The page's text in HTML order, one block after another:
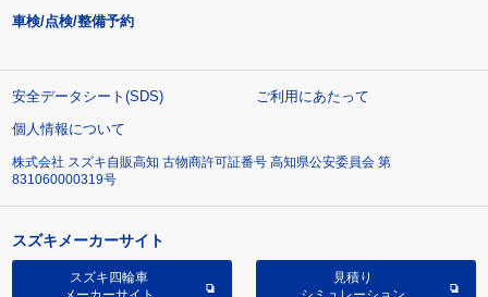
車検/点検/整備予約
安全データシート(SDS)
ご利用にあたって
個人情報について
株式会社 スズキ自販高知 古物商許可証番号 高知県公安委員会 第
831060000319号
スズキメーカーサイト
スズキ四輪車
見積り